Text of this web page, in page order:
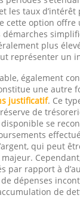
les taux d’intérêt
cette option
démarches
plus
représenter un
également
une autre
justificatif. Ce
de
se
qui peut
par rapport à
dépenses
de